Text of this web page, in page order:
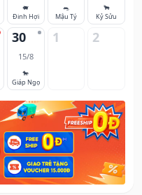
🐖
Đinh Hợi
🐀
Mậu Tý
🐂
Kỷ Sửu
30
15/8
🐎
Giáp Ngọ
1 2